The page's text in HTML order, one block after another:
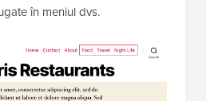
în meniul dvs.